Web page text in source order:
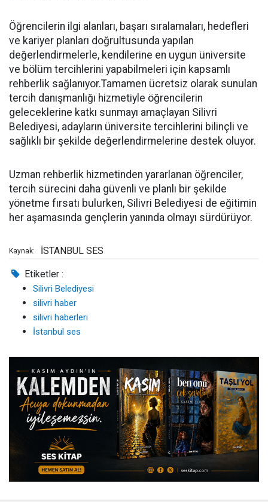
Öğrencilerin ilgi alanları, başarı sıralamaları, hedefleri
ve kariyer planları doğrultusunda yapılan
değerlendirmelerle, kendilerine en uygun üniversite
ve bölüm tercihlerini yapabilmeleri için kapsamlı
rehberlik sağlanıyor.Tamamen ücretsiz olarak sunulan
tercih danışmanlığı hizmetiyle öğrencilerin
geleceklerine katkı sunmayı amaçlayan Silivri
Belediyesi, adayların üniversite tercihlerini bilinçli ve
sağlıklı bir şekilde değerlendirmelerine destek oluyor.
Uzman rehberlik hizmetinden yararlanan öğrenciler,
tercih sürecini daha güvenli ve planlı bir şekilde
yönetme fırsatı bulurken, Silivri Belediyesi de eğitimin
her aşamasında gençlerin yanında olmayı sürdürüyor.
Kaynak: İSTANBUL SES
Etiketler :
Silivri Belediyesi
silivri haber
silivri haberleri
İstanbul ses